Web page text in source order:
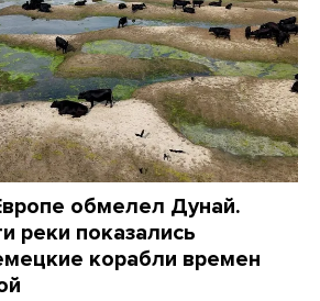
обмелел Дунай.
реки показались
корабли времен